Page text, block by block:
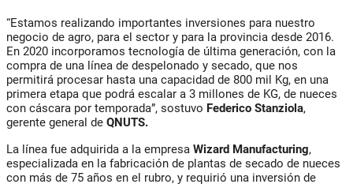
“Estamos realizando importantes inversiones para nuestro
negocio de agro, para el sector y para la provincia desde 2016.
En 2020 incorporamos tecnología de última generación, con la
compra de una línea de despelonado y secado, que nos
permitirá procesar hasta una capacidad de 800 mil Kg, en una
primera etapa que podrá escalar a 3 millones de KG, de nueces
con cáscara por temporada”, sostuvo Federico Stanziola,
gerente general de QNUTS.
La línea fue adquirida a la empresa Wizard Manufacturing,
especializada en la fabricación de plantas de secado de nueces
con más de 75 años en el rubro, y requirió una inversión de